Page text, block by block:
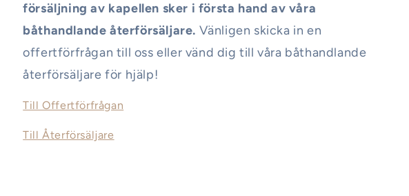
försäljning av kapellen sker i första hand av våra
båthandlande återförsäljare. Vänligen skicka in en
offertförfrågan till oss eller vänd dig till våra båthandlande
återförsäljare för hjälp!
Till Offertförfrågan
Till Återförsäljare